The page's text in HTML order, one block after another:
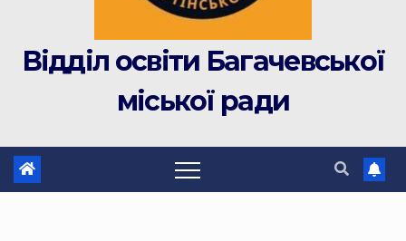
Відділ освіти Багачевської
міської ради